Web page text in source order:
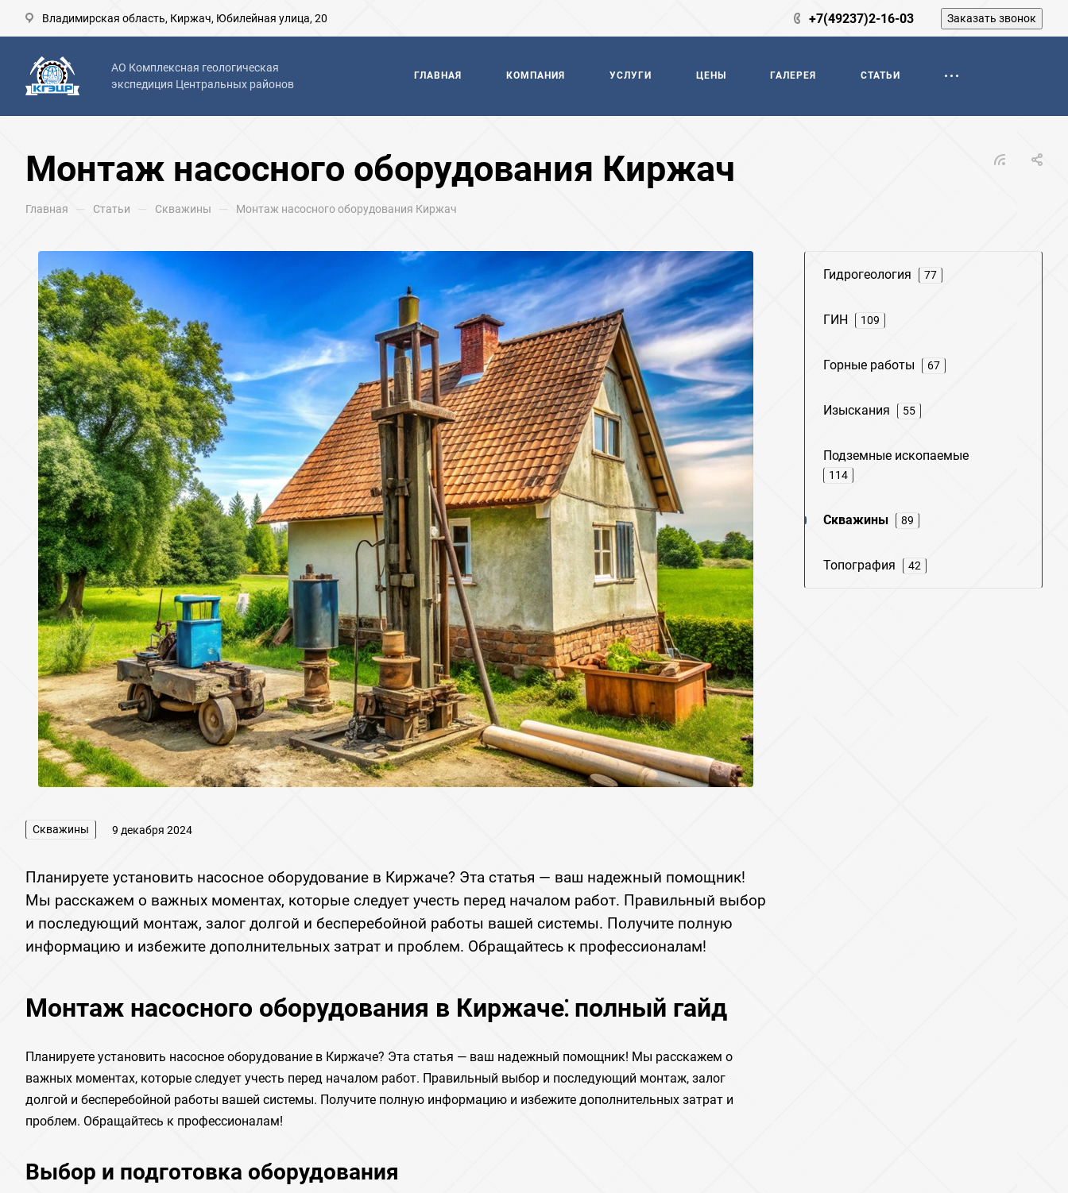
Владимирская область, Киржач, Юбилейная улица, 20 +7(49237)2-16-03 Заказать звонок
АО Комплексная геологическая
экспедиция Центральных районов
ГЛАВНАЯ КОМПАНИЯ УСЛУГИ ЦЕНЫ ГАЛЕРЕЯ СТАТЬИ
Монтаж насосного оборудования Киржач
Главная — Статьи — Скважины — Монтаж насосного оборудования Киржач
Скважины 9 декабря 2024
Планируете установить насосное оборудование в Киржаче? Эта статья — ваш надежный помощник!
Мы расскажем о важных моментах, которые следует учесть перед началом работ. Правильный выбор
и последующий монтаж, залог долгой и бесперебойной работы вашей системы. Получите полную
информацию и избежите дополнительных затрат и проблем. Обращайтесь к профессионалам!
Монтаж насосного оборудования в Киржаче⁚ полный гайд
Планируете установить насосное оборудование в Киржаче? Эта статья — ваш надежный помощник! Мы расскажем о
важных моментах, которые следует учесть перед началом работ. Правильный выбор и последующий монтаж, залог
долгой и бесперебойной работы вашей системы. Получите полную информацию и избежите дополнительных затрат и
проблем. Обращайтесь к профессионалам!
Выбор и подготовка оборудования
Гидрогеология 77
ГИН 109
Горные работы 67
Изыскания 55
Подземные ископаемые
114
Скважины 89
Топография 42